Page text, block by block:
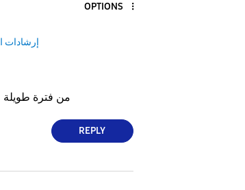
OPTIONS
إرشادات
من فترة
REPLY